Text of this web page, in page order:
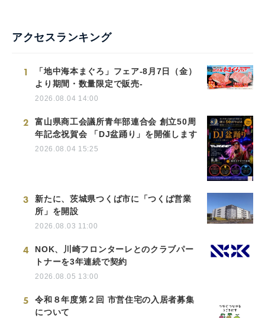
アクセスランキング
1
「地中海本まぐろ」フェア-8月7日（金）
より期間・数量限定で販売-
2026.08.04 14:00
2
富山県商工会議所青年部連合会 創立50周
年記念祝賀会 「DJ盆踊り」を開催します
2026.08.04 15:25
3
新たに、茨城県つくば市に「つくば営業
所」を開設
2026.08.03 11:00
4
NOK、川崎フロンターレとのクラブパー
トナーを3年連続で契約
2026.08.05 13:00
5
令和８年度第２回 市営住宅の入居者募集
について